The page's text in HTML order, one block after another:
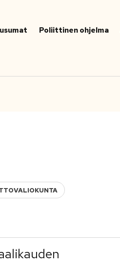
Poliittinen ohjelma